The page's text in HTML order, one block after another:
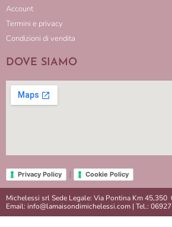
Account
Termini e privacy
Condizioni di vendita
DOVE SIAMO
Privacy Policy | Cookie Policy
Michelessi srl Sede Legale: Via Pontina Km
Email: info@lamaisondimichelessi.com | Tel.: